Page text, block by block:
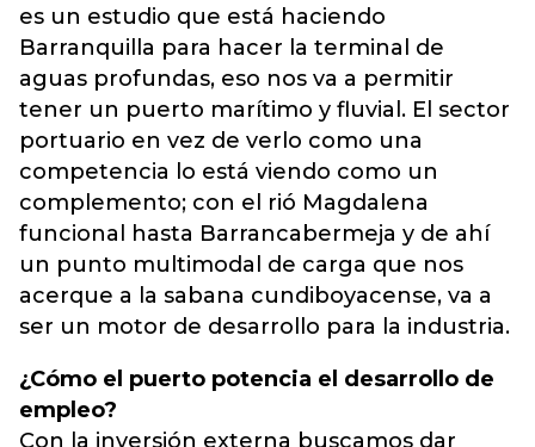
es un estudio que está haciendo
Barranquilla para hacer la terminal de
aguas profundas, eso nos va a permitir
tener un puerto marítimo y fluvial. El sector
portuario en vez de verlo como una
competencia lo está viendo como un
complemento; con el rió Magdalena
funcional hasta Barrancabermeja y de ahí
un punto multimodal de carga que nos
acerque a la sabana cundiboyacense, va a
ser un motor de desarrollo para la industria.
¿Cómo el puerto potencia el desarrollo de
empleo?
Con la inversión externa buscamos dar